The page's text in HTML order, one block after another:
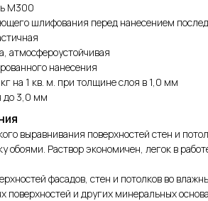
М300
шлифования перед нанесением
атмосфероустойчивая
нанесения
на 1 кв. м. при толщине слоя в 1,0 мм
до 3,0 мм
выравнивания поверхностей стен и
обоями. Раствор экономичен, легок в
фасадов, стен и потолков во
поверхностей и других минеральных